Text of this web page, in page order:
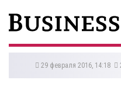
29 февраля 2016, 14:18